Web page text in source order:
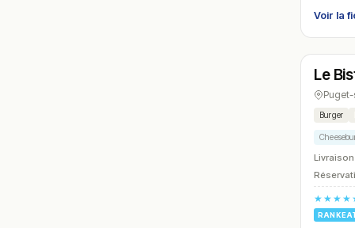
Voir la
N° 24
Fermé
Le
Burger
Livraison